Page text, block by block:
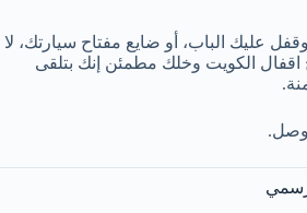
عليك الباب، أو ضايع مفتاح سيارتك، لا
الكويت وخلك مطمئن إنك بتلقى